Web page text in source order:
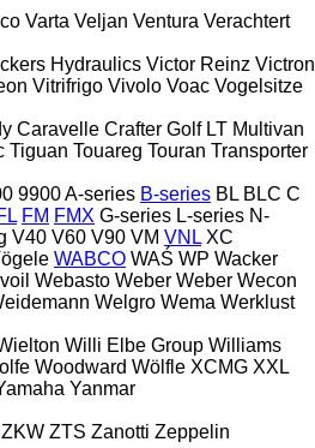
Varta Veljan Ventura Verachtert
Hydraulics Victor Reinz Victron
Vitrifrigo Vivolo Voac Vogelsitze
Caravelle Crafter Golf LT Multivan
Tiguan Touareg Touran Transporter
9900A-series B-series BL BLC C
FM FMX G-series L-series N-
V40 V60 V90 VM VNL XC
WABCO WAŚ WP Wacker
Webasto Weber Weber Wecon
Welgro Wema Werklust
Willi Elbe Group Williams
Woodward Wölfle XCMG XXL
Yanmar
ZKW ZTS Zanotti Zeppelin